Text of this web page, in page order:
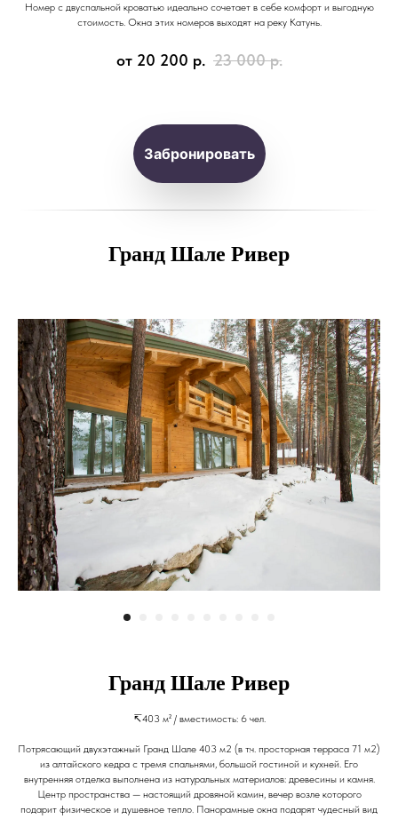
Номер с двуспальной кроватью идеально сочетает в себе комфорт и выгодную
стоимость. Окна этих номеров выходят на реку Катунь.
от 20 200 р. 23 000 р.
Забронировать
Гранд Шале Ривер
Гранд Шале Ривер
↸403 м² / вместимость: 6 чел.
Потрясающий двухэтажный Гранд Шале 403 м2 (в т.ч. просторная терраса 71 м2)
из алтайского кедра с тремя спальнями, большой гостиной и кухней. Его
внутренняя отделка выполнена из натуральных материалов: древесины и камня.
Центр пространства — настоящий дровяной камин, вечер возле которого
подарит физическое и душевное тепло. Панорамные окна подарят чудесный вид